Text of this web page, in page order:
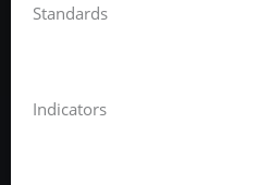
Standards
Indicators